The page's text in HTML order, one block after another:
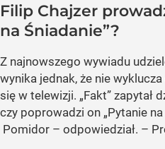
Filip Chajzer
na Śniadanie”?
Z najnowszego wywiadu
wynika jednak, że nie
się w telewizji. „Fakt” zapytał
czy poprowadzi on „Pytanie na
Pomidor – odpowiedział. –